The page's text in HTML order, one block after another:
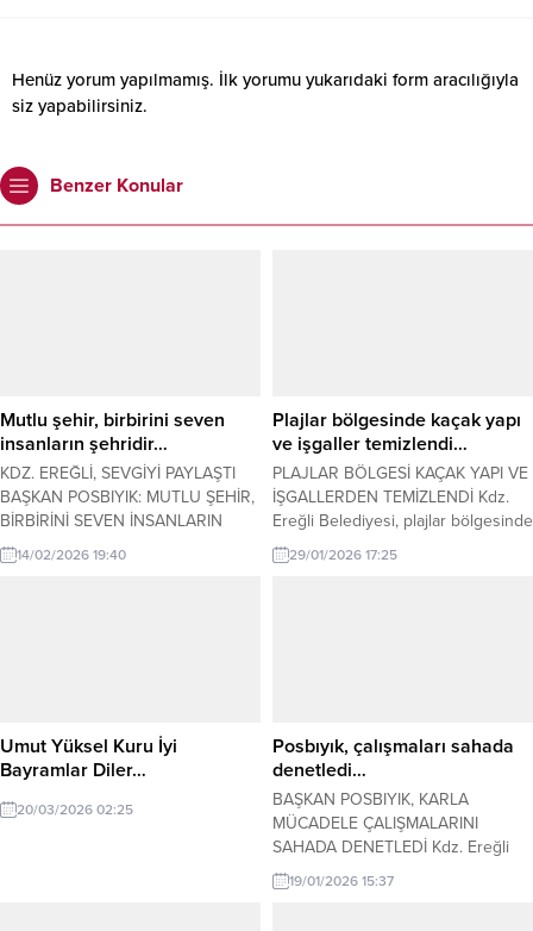
Henüz yorum yapılmamış. İlk yorumu yukarıdaki form aracılığıyla
siz yapabilirsiniz.
Benzer Konular
Mutlu şehir, birbirini seven
insanların şehridir…
KDZ. EREĞLİ, SEVGİYİ PAYLAŞTI
BAŞKAN POSBIYIK: MUTLU ŞEHİR,
BİRBİRİNİ SEVEN İNSANLARIN
ŞEHRİDİR Kdz. Ereğli Belediyesi’nin
14 Şubat Sevgililer Günü’nde,
eşliğinde her yaştan sevgililer
gönüllerince eğlendi. Bugün...
14/02/2026 19:40
Plajlar bölgesinde kaçak yapı
ve işgaller temizlendi…
PLAJLAR BÖLGESİ KAÇAK YAPI VE
İŞGALLERDEN TEMİZLENDİ Kdz.
Ereğli Belediyesi, plajlar bölgesinde
izinsiz ve kanuna aykırı kaçak yapı
ile işgalleri kaldırdı. Zabıta Müdürü
oluşturulan kaçak yapı ve...
29/01/2026 17:25
Umut Yüksel Kuru İyi
Bayramlar Diler…
20/03/2026 02:25
Posbıyık, çalışmaları sahada
denetledi…
BAŞKAN POSBIYIK, KARLA
MÜCADELE ÇALIŞMALARINI
SAHADA DENETLEDİ Kdz. Ereğli
Belediye Başkanı Halil Posbıyık,
kentte etkili olan kar yağışı
19/01/2026 15:37